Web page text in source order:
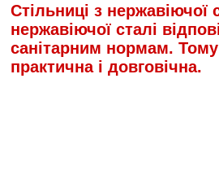
Стільниці з нержавіючої
нержавіючої сталі
санітарним нормам. Тому
практична і довговічна.